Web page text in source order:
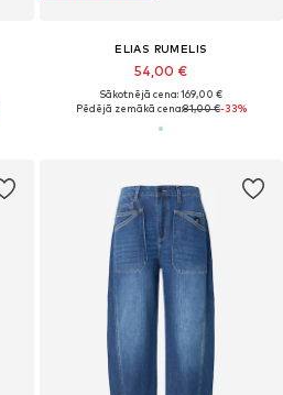
ELIAS RUMELIS
54,00 €
Sākotnējā cena: 169,00 €
Pēdējā zemākā cena:81,00 €-33%